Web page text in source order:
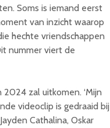
Soms is iemand eerst
van inzicht waarop
hechte vriendschappen
nummer viert de
zal uitkomen. ‘Mijn
videoclip is gedraaid bij
Cathalina, Oskar